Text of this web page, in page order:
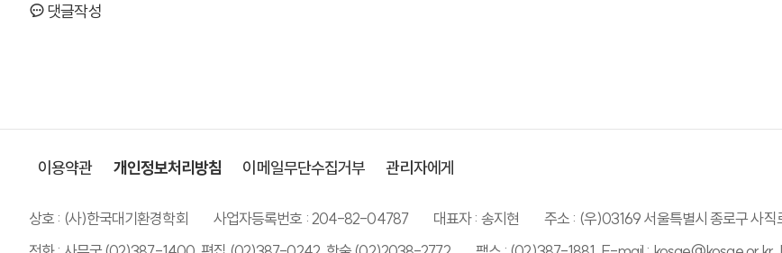
댓글작성
이용약관 개인정보처리방침 이메일무단수집거부 관리자에게
상호 : (사)한국대기환경학회 사업자등록번호 : 204-82-04787 대표자 : 송지현
주소 : (우)03169 서울특별시 종로구 사